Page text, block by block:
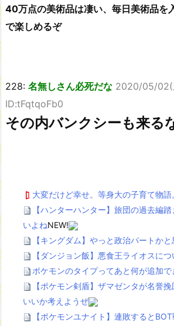
40万点の美術品は凄い、毎日美術品を
で楽しめるぞ
228: 名無しさん必死だな 2020/05/02(
ID:tFqtqoFb0
その内バンクシーも来る
大変だけど幸せ。等身大の子育て物語
【ハンターハンター】旅団の過去編
いよねNEW!
【キングダム】やっと政治パートかと
【ダンジョン飯】悪食王ライオスに
ポケモンのタイプってあと何が追加で
【ポケモン剣盾】ザマゼンタが名誉
いいか考えようぜ
【ポケモンユナイト】連敗すると